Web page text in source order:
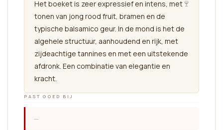
🍷
Het boeket is zeer expressief en intens, met
tonen van jong rood fruit, bramen en de
typische balsamico geur. In de mond is het de
algehele structuur, aanhoudend en rijk, met
zijdeachtige tannines en met een uitstekende
afdronk. Een combinatie van elegantie en
kracht.
PAST GOED BIJ
—